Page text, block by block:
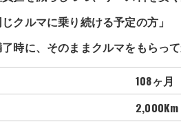
じクルマに乗り続ける予定の方」
了時に、そのままクルマをもらっ
108ヶ月
2,000Km